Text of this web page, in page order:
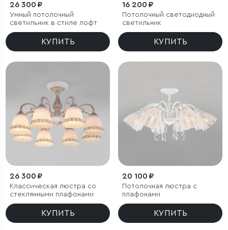
26 300 ₽
Умный потолочный
светильник в стиле лофт
КУПИТЬ
16 200 ₽
Потолочный светодиодный
светильник
КУПИТЬ
26 300 ₽
Классическая люстра со
стеклянными плафонами
КУПИТЬ
20 100 ₽
Потолочная люстра с
плафонами
КУПИТЬ